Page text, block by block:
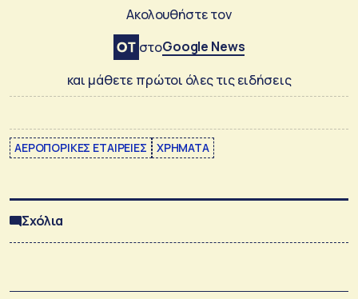
Ακολουθήστε τον
στοGoogle News
και μάθετε πρώτοι όλες τις ειδήσεις
ΑΕΡΟΠΟΡΙΚΕΣ ΕΤΑΙΡΕΙΕΣ ΧΡΗΜΑΤΑ
Σχόλια